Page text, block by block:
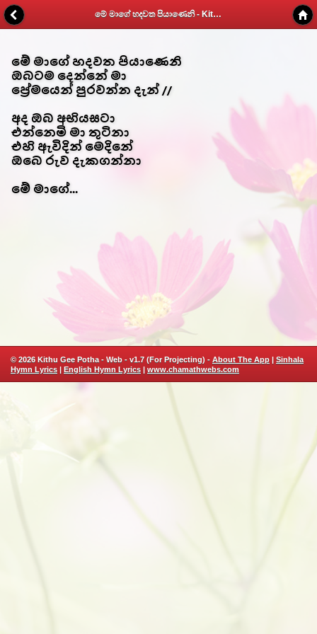
මේ මාගේ හදවත පියාණෙනි - Kithunu Gee Potha - Web v1.7
මේ මාගේ හදවත පියාණෙනි
ඔබටම දෙන්නේ මා
ප්‍රේමයෙන් පුරවන්න දැන් //
අද ඔබ අභියසටා
එන්නෙමි මා තුටිනා
එහි ඇවිදින් මෙදිනේ
ඔබෙ රුව දැකගන්නා
මේ මාගේ...
© 2026 Kithu Gee Potha - Web - v1.7 (For Projecting) - About The App | Sinhala
Hymn Lyrics | English Hymn Lyrics | www.chamathwebs.com